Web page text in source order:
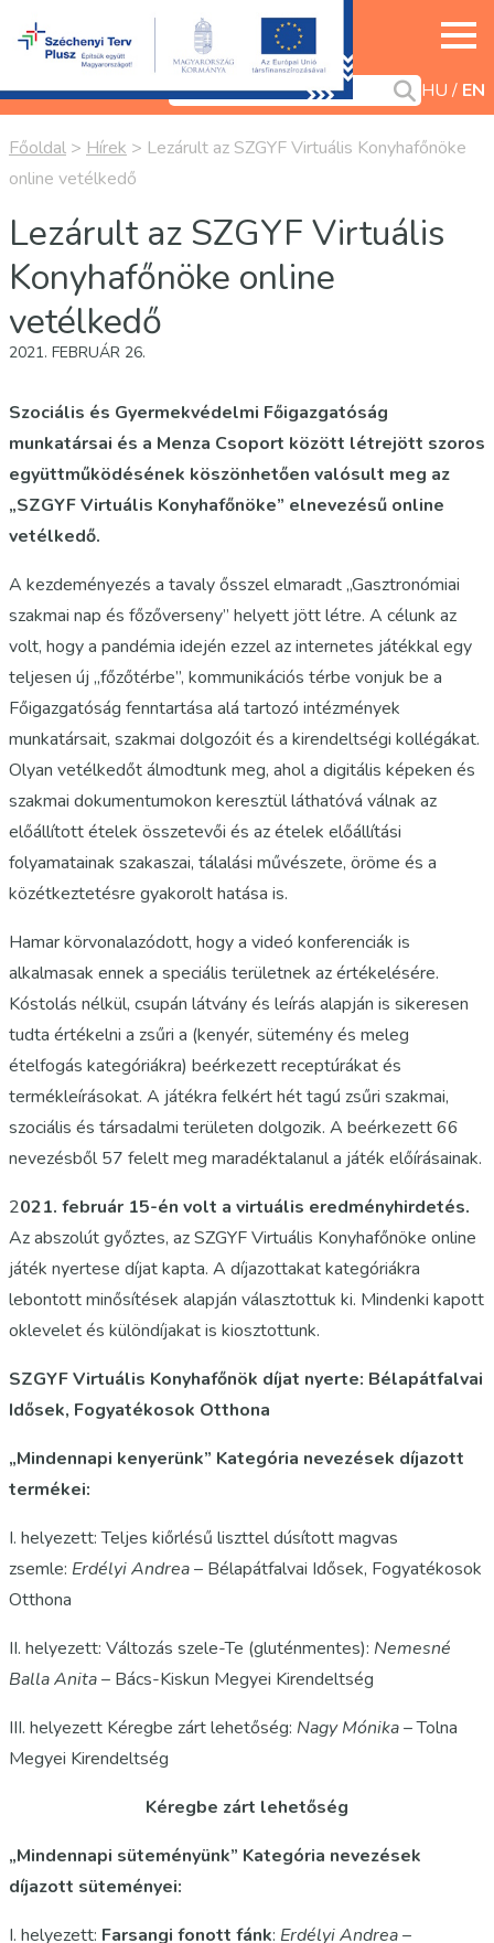
HU EN
Főoldal > Hírek > Lezárult az SZGYF Virtuális Konyhafőnöke
online vetélkedő
Lezárult az SZGYF Virtuális
Konyhafőnöke online
vetélkedő
2021. FEBRUÁR 26.
Szociális és Gyermekvédelmi Főigazgatóság
munkatársai és a Menza Csoport között létrejött szoros
együttműködésének köszönhetően valósult meg az
„SZGYF Virtuális Konyhafőnöke” elnevezésű online
vetélkedő.
A kezdeményezés a tavaly ősszel elmaradt „Gasztronómiai
szakmai nap és főzőverseny” helyett jött létre. A célunk az
volt, hogy a pandémia idején ezzel az internetes játékkal egy
teljesen új „főzőtérbe”, kommunikációs térbe vonjuk be a
Főigazgatóság fenntartása alá tartozó intézmények
munkatársait, szakmai dolgozóit és a kirendeltségi kollégákat.
Olyan vetélkedőt álmodtunk meg, ahol a digitális képeken és
szakmai dokumentumokon keresztül láthatóvá válnak az
előállított ételek összetevői és az ételek előállítási
folyamatainak szakaszai, tálalási művészete, öröme és a
közétkeztetésre gyakorolt hatása is.
Hamar körvonalazódott, hogy a videó konferenciák is
alkalmasak ennek a speciális területnek az értékelésére.
Kóstolás nélkül, csupán látvány és leírás alapján is sikeresen
tudta értékelni a zsűri a (kenyér, sütemény és meleg
ételfogás kategóriákra) beérkezett receptúrákat és
termékleírásokat. A játékra felkért hét tagú zsűri szakmai,
szociális és társadalmi területen dolgozik. A beérkezett 66
nevezésből 57 felelt meg maradéktalanul a játék előírásainak.
2021. február 15-én volt a virtuális eredményhirdetés.
Az abszolút győztes, az SZGYF Virtuális Konyhafőnöke online
játék nyertese díjat kapta. A díjazottakat kategóriákra
lebontott minősítések alapján választottuk ki. Mindenki kapott
oklevelet és különdíjakat is kiosztottunk.
SZGYF Virtuális Konyhafőnök díjat nyerte: Bélapátfalvai
Idősek, Fogyatékosok Otthona
„Mindennapi kenyerünk” Kategória nevezések díjazott
termékei:
I. helyezett: Teljes kiőrlésű liszttel dúsított magvas
zsemle: Erdélyi Andrea– Bélapátfalvai Idősek, Fogyatékosok
Otthona
II. helyezett: Változás szele-Te (gluténmentes): Nemesné
Balla Anita– Bács-Kiskun Megyei Kirendeltség
III. helyezett Kéregbe zárt lehetőség: Nagy Mónika– Tolna
Megyei Kirendeltség
Kéregbe zárt lehetőség
„Mindennapi süteményünk” Kategória nevezések
díjazott süteményei:
I. helyezett: Farsangi fonott fánk: Erdélyi Andrea–